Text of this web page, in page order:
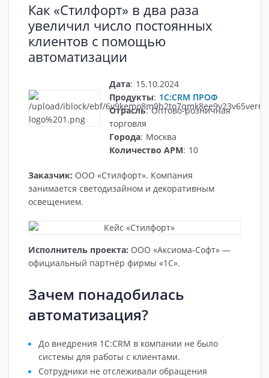
Как «Стилфорт» в два раза
увеличил число постоянных
клиентов с помощью
автоматизации
Дата: 15.10.2024
Продукты: 1С:CRM ПРОФ
Отрасль: Оптово-розничная
торговля
Города: Москва
Количество АРМ: 10
Заказчик: ООО «Стилфорт». Компания
занимается светодизайном и декоративным
освещением.
Исполнитель проекта: ООО «Аксиома‑Софт» —
официальный партнёр фирмы «1С».
Зачем понадобилась
автоматизация?
До внедрения 1С:CRM в компании не было
системы для работы с клиентами.
Сотрудники не отслеживали обращения